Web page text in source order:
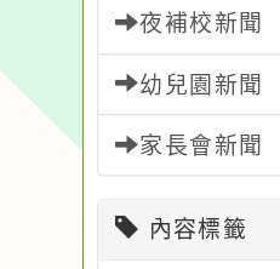
夜補校新聞
幼兒園新聞
家長會新聞
內容標籤